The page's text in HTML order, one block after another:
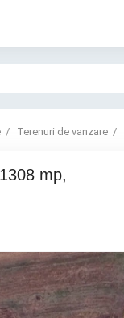
Terenuri de vanzare